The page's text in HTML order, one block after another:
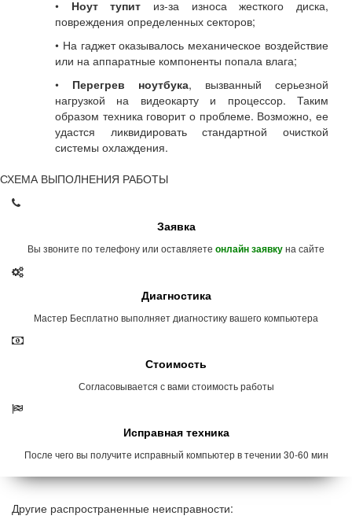
• Ноут тупит из-за износа жесткого диска,
повреждения определенных секторов;
• На гаджет оказывалось механическое воздействие
или на аппаратные компоненты попала влага;
• Перегрев ноутбука, вызванный серьезной
нагрузкой на видеокарту и процессор. Таким
образом техника говорит о проблеме. Возможно, ее
удастся ликвидировать стандартной очисткой
системы охлаждения.
СХЕМА ВЫПОЛНЕНИЯ РАБОТЫ
Заявка
Вы звоните по телефону или оставляете онлайн заявкуна сайте
Диагностика
Мастер Бесплатно выполняет диагностику вашего компьютера
Стоимость
Согласовывается с вами стоимость работы
Исправная техника
После чего вы получите исправный компьютер в течении 30-60 мин
Другие распространенные неисправности: